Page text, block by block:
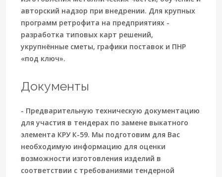
авторский надзор при внедрении. Для крупных
программ ретрофита на предприятиях -
разработка типовых карт решений,
укрупнённые сметы, графики поставок и ПНР
«под ключ».
Документы
- Предварительную техническую документацию
для участия в тендерах по замене выкатного
элемента КРУ К-59. Мы подготовим для Вас
необходимую информацию для оценки
возможности изготовления изделий в
соответствии с требованиями тендерной